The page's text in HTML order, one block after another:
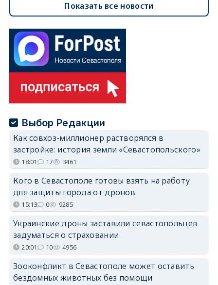
Показать все новости
Выбор Редакции
Как совхоз-миллионер растворялся в
застройке: история земли «Севастопольского»
18:01 17 3461
Кого в Севастополе готовы взять на работу
для защиты города от дронов
15:13 0 9285
Украинские дроны заставили севастопольцев
задуматься о страховании
20:01 10 4956
Зооконфликт в Севастополе может оставить
бездомных животных без помощи